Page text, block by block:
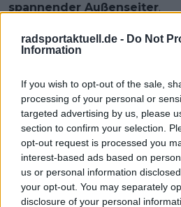
radsportaktuell.de - Do Not
Information
If you wish to opt-out of the sale,
processing of your personal or
targeted advertising by us, please
section to confirm your selection.
opt-out request is processed you
interest-based ads based on
us or personal information
your opt-out. You may separately
disclosure of your personal
spannender Außenseiter.
Ben Healy– Ebenfalls zurück
Wenn er sich absetzen kann,
schwer durchzusetzen sein.
Bergsind weitereEF-Fahrer
diesen Kurs.
Das Rennen bietet eine
und viele Fahrer mit
Baskenland überzeugten
Clément Champoussinund